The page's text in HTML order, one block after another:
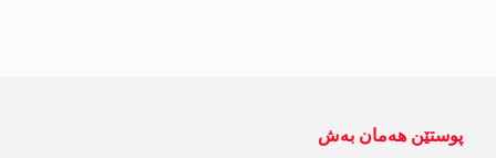
پوستێن ھەمان بەش